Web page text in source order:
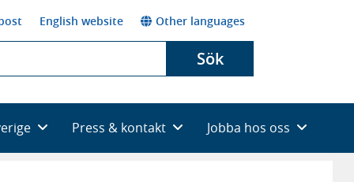
English website Other languages
Sök
Press & kontakt Jobba hos oss